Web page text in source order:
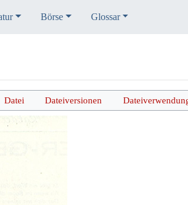
Börse Glossar
Datei Dateiversionen